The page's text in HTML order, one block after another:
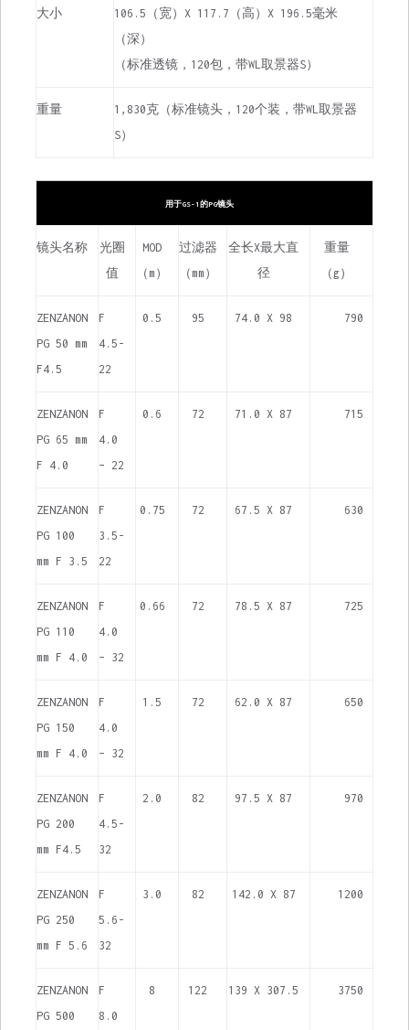
大小
106.5（宽）X 117.7（高）X 196.5毫米
（深）
（标准透镜，120包，带WL取景器S）
重量
1,830克（标准镜头，120个装，带WL取景器
S）
用于GS-1的PG镜头
镜头名称
光圈
值
MOD
（m）
过滤器
（mm）
全长X最大直
径
重量
（g）
ZENZANON
PG 50 mm
F4.5
F
4.5-
22
0.5 95 74.0 X 98 790
ZENZANON
PG 65 mm
F 4.0
F
4.0
– 22
0.6 72 71.0 X 87 715
ZENZANON
PG 100
mm F 3.5
F
3.5-
22
0.75 72 67.5 X 87 630
ZENZANON
PG 110
mm F 4.0
F
4.0
– 32
0.66 72 78.5 X 87 725
ZENZANON
PG 150
mm F 4.0
F
4.0
– 32
1.5 72 62.0 X 87 650
ZENZANON
PG 200
mm F4.5
F
4.5-
32
2.0 82 97.5 X 87 970
ZENZANON
PG 250
mm F 5.6
F
5.6-
32
3.0 82 142.0 X 87 1200
ZENZANON
PG 500
F
8.0
8 122 139 X 307.5 3750